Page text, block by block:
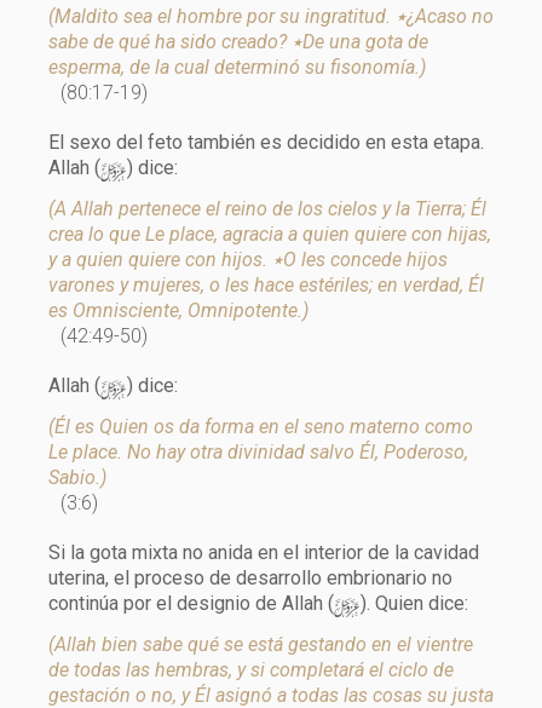
(Maldito sea el hombre por su ingratitud. ٭¿Acaso no
sabe de qué ha sido creado? ٭De una gota de
esperma, de la cual determinó su fisonomía.)
(80:17-19)
El sexo del feto también es decidido en esta etapa.
Allah (y) dice:
(A Allah pertenece el reino de los cielos y la Tierra; Él
crea lo que Le place, agracia a quien quiere con hijas,
y a quien quiere con hijos. ٭O les concede hijos
varones y mujeres, o les hace estériles; en verdad, Él
es Omnisciente, Omnipotente.)
(42:49-50)
Allah (y) dice:
(Él es Quien os da forma en el seno materno como
Le place. No hay otra divinidad salvo Él, Poderoso,
Sabio.)
(3:6)
Si la gota mixta no anida en el interior de la cavidad
uterina, el proceso de desarrollo embrionario no
continúa por el designio de Allah (y). Quien dice:
(Allah bien sabe qué se está gestando en el vientre
de todas las hembras, y si completará el ciclo de
gestación o no, y Él asignó a todas las cosas su justa